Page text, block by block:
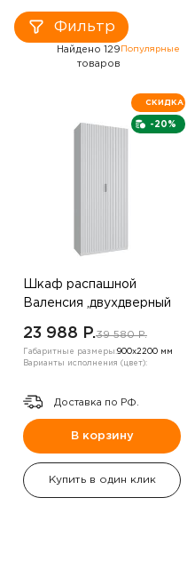
Фильтр
Найдено 129
товаров
Популярные
-20%
СКИДКА
Шкаф распашной
Валенсия ,двухдверный
23 988 P.39 580 P.
Габаритные размеры:900х2200 мм
Варианты исполнения (цвет):
Доставка по РФ.
В корзину
Купить в один клик